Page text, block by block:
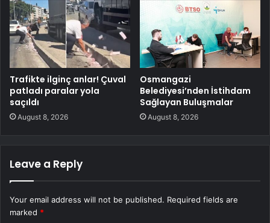
Trafikte ilginç anlar! Çuval
patladı paralar yola
saçıldı
August 8, 2026
Osmangazi
Belediyesi’nden İstihdam
Sağlayan Buluşmalar
August 8, 2026
Leave a Reply
Your email address will not be published. Required fields are
marked *